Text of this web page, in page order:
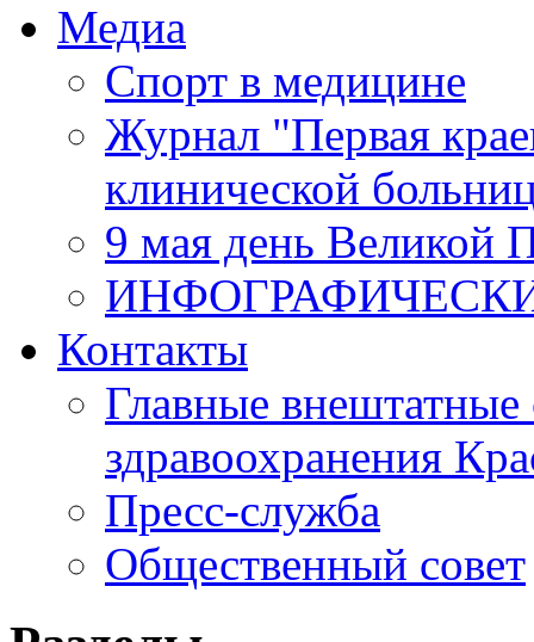
Медиа
Спорт в медицине
Журнал "Первая
клинической
9 мая день Великой
Контакты
Главные внештатные
здравоохранения
Пресс-служба
Общественный совет